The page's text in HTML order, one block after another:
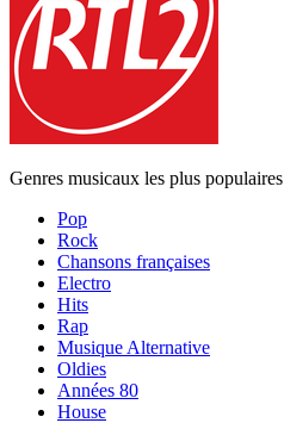
Genres musicaux les plus populaires
Pop
Rock
Chansons françaises
Electro
Hits
Rap
Musique Alternative
Oldies
Années 80
House